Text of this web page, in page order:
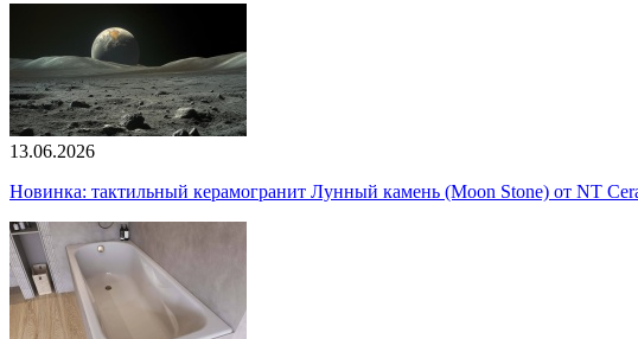
13.06.2026
Новинка: тактильный керамогранит Лунный камень (Moon Stone) от NT